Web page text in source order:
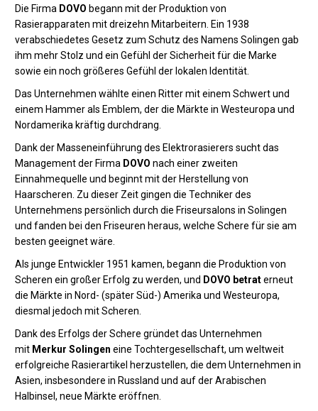
Die Firma DOVO begann mit der Produktion von
Rasierapparaten mit dreizehn Mitarbeitern. Ein 1938
verabschiedetes Gesetz zum Schutz des Namens Solingen gab
ihm mehr Stolz und ein Gefühl der Sicherheit für die Marke
sowie ein noch größeres Gefühl der lokalen Identität.
Das Unternehmen wählte einen Ritter mit einem Schwert und
einem Hammer als Emblem, der die Märkte in Westeuropa und
Nordamerika kräftig durchdrang.
Dank der Masseneinführung des Elektrorasierers sucht das
Management der Firma DOVO nach einer zweiten
Einnahmequelle und beginnt mit der Herstellung von
Haarscheren. Zu dieser Zeit gingen die Techniker des
Unternehmens persönlich durch die Friseursalons in Solingen
und fanden bei den Friseuren heraus, welche Schere für sie am
besten geeignet wäre.
Als junge Entwickler 1951 kamen, begann die Produktion von
Scheren ein großer Erfolg zu werden, und DOVO betraterneut
die Märkte in Nord- (später Süd-) Amerika und Westeuropa,
diesmal jedoch mit Scheren.
Dank des Erfolgs der Schere gründet das Unternehmen
mit Merkur Solingen eine Tochtergesellschaft, um weltweit
erfolgreiche Rasierartikel herzustellen, die dem Unternehmen in
Asien, insbesondere in Russland und auf der Arabischen
Halbinsel, neue Märkte eröffnen.